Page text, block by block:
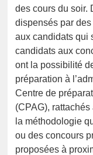
des cours du soir.
dispensés par
aux candidats qui
candidats aux
ont la possibilité
préparation à
Centre de
(CPAG),
la méthodologie
ou des concours
proposées à